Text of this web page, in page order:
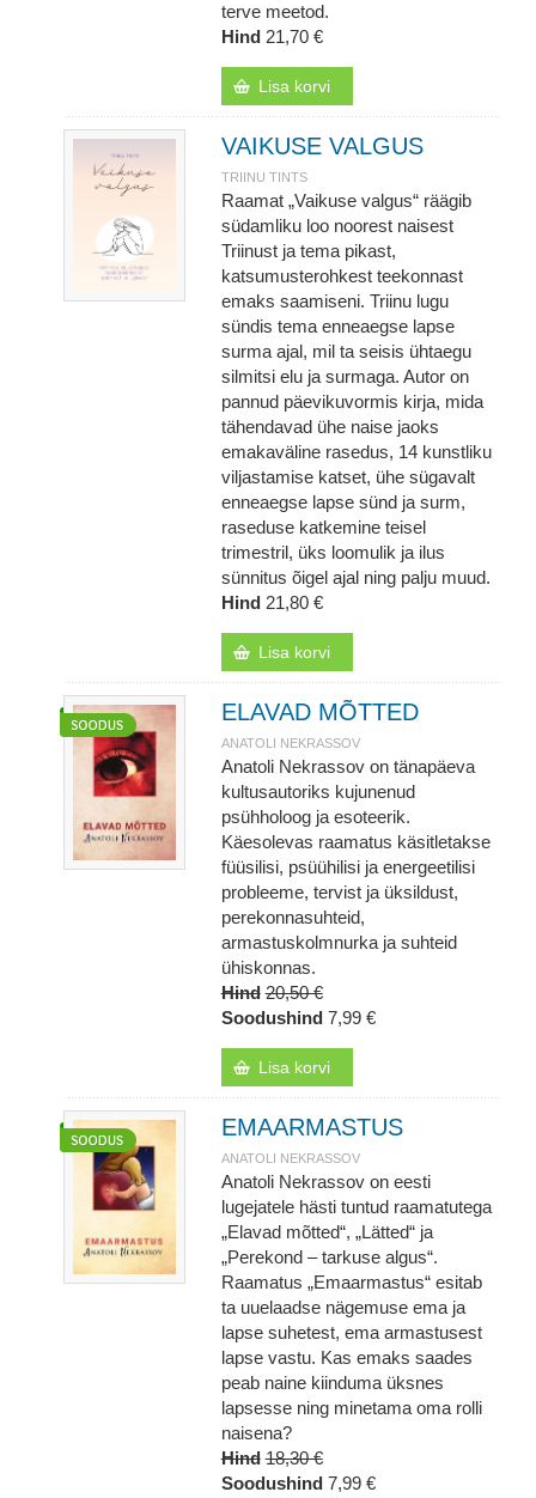
terve meetod.
Hind 21,70 €
Lisa korvi
VAIKUSE VALGUS
TRIINU TINTS
Raamat „Vaikuse valgus“ räägib
südamliku loo noorest naisest
Triinust ja tema pikast,
katsumusterohkest teekonnast
emaks saamiseni. Triinu lugu
sündis tema enneaegse lapse
surma ajal, mil ta seisis ühtaegu
silmitsi elu ja surmaga. Autor on
pannud päevikuvormis kirja, mida
tähendavad ühe naise jaoks
emakaväline rasedus, 14 kunstliku
viljastamise katset, ühe sügavalt
enneaegse lapse sünd ja surm,
raseduse katkemine teisel
trimestril, üks loomulik ja ilus
sünnitus õigel ajal ning palju muud.
Hind 21,80 €
Lisa korvi
ELAVAD MÕTTED
ANATOLI NEKRASSOV
Anatoli Nekrassov on tänapäeva
kultusautoriks kujunenud
psühholoog ja esoteerik.
Käesolevas raamatus käsitletakse
füüsilisi, psüühilisi ja energeetilisi
probleeme, tervist ja üksildust,
perekonnasuhteid,
armastuskolmnurka ja suhteid
ühiskonnas.
Hind 20,50 €
Soodushind 7,99 €
Lisa korvi
EMAARMASTUS
ANATOLI NEKRASSOV
Anatoli Nekrassov on eesti
lugejatele hästi tuntud raamatutega
„Elavad mõtted“, „Lätted“ ja
„Perekond – tarkuse algus“.
Raamatus „Emaarmastus“ esitab
ta uuelaadse nägemuse ema ja
lapse suhetest, ema armastusest
lapse vastu. Kas emaks saades
peab naine kiinduma üksnes
lapsesse ning minetama oma rolli
naisena?
Hind 18,30 €
Soodushind 7,99 €